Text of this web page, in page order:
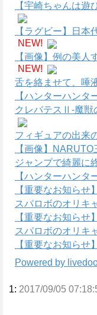
【宇崎ちゃんは
【ラグビー】日
NEW!
【画像】例の美
NEW!
舌を絡ませて、唾
【ハンターハンタ
クレバテスⅡ-魔獣
フィギュアの出来
【画像】
ジャンプで綺麗に
【ハンターハンタ
【重要なお知ら
スパロボのオリキ
【重要なお知ら
スパロボのオリキ
【重要なお知ら
Powered by
1: 2017/09/05